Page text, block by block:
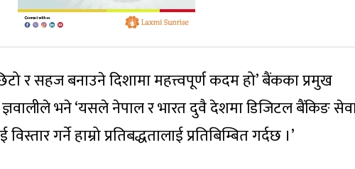
र सहज बनाउने दिशामा महत्त्वपूर्ण कदम हो’ बैंकका प्रमुख
भने ‘यसले नेपाल र भारत दुवै देशमा डिजिटल बैंकिङ
गर्ने हाम्रो प्रतिबद्धतालाई प्रतिबिम्बित गर्दछ ।’